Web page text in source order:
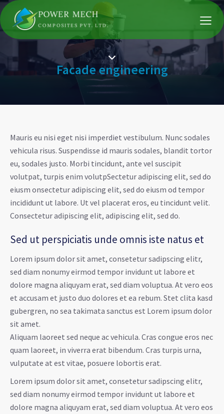
Facade engineering
Mauris eu nisi eget nisi imperdiet vestibulum. Nunc sodales
vehicula risus. Suspendisse id mauris sodales, blandit tortor
eu, sodales justo. Morbi tincidunt, ante vel suscipit
volutpat, turpis enim volutpSectetur adipiscing elit, sed do
eiusm onsectetur adipiscing elit, sed do eiusm od tempor
incididunt ut labore. Ut vel placerat eros, eu tincidunt velit.
Consectetur adipiscing elit, adipiscing elit, sed do.
Sed ut perspiciatis unde omnis iste natus et
Lorem ipsum dolor sit amet, consetetur sadipscing elitr,
sed diam nonumy eirmod tempor invidunt ut labore et
dolore magna aliquyam erat, sed diam voluptua. At vero eos
et accusam et justo duo dolores et ea rebum. Stet clita kasd
gubergren, no sea takimata sanctus est Lorem ipsum dolor
sit amet.
Aliquam laoreet sed neque ac vehicula. Cras congue eros nec
quam laoreet, in viverra erat bibendum. Cras turpis urna,
vulputate at est vitae, posuere lobortis erat.
Lorem ipsum dolor sit amet, consetetur sadipscing elitr,
sed diam nonumy eirmod tempor invidunt ut labore et
dolore magna aliquyam erat, sed diam voluptua. At vero eos